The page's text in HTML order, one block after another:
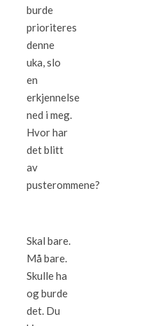
burde
prioriteres
denne
uka, slo
en
erkjennelse
ned i meg.
Hvor har
det blitt
av
pusterommene?
Skal bare.
Må bare.
Skulle ha
og burde
det. Du